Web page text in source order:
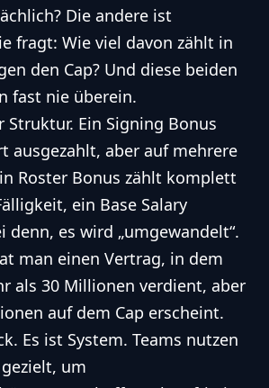
Die andere ist
fragt: Wie viel davon zählt in
den Cap? Und diese beiden
fast nie überein.
Struktur. Ein Signing Bonus
ausgezahlt, aber auf mehrere
Roster Bonus zählt komplett
ein Base Salary
denn, es wird „umgewandelt“.
man einen Vertrag, in dem
als 30 Millionen verdient, aber
auf dem Cap erscheint.
Es ist System. Teams nutzen
um